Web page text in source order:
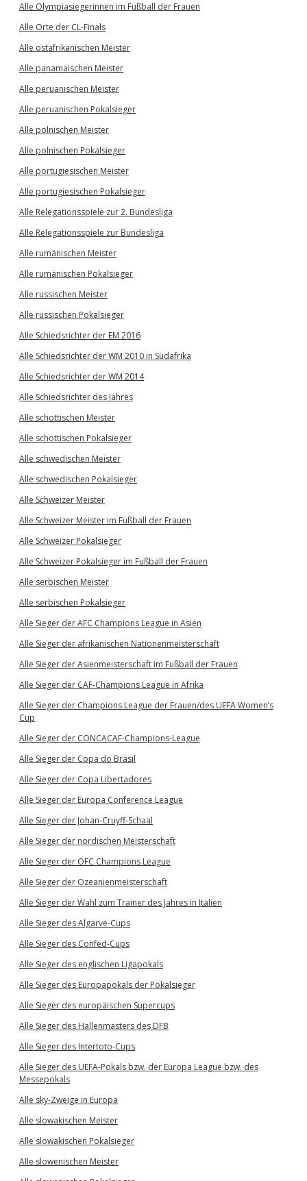
Alle Olympiasiegerinnen im Fußball der Frauen
Alle Orte der CL-Finals
Alle ostafrikanischen Meister
Alle panamaischen Meister
Alle peruanischen Meister
Alle peruanischen Pokalsieger
Alle polnischen Meister
Alle polnischen Pokalsieger
Alle portugiesischen Meister
Alle portugiesischen Pokalsieger
Alle Relegationsspiele zur 2. Bundesliga
Alle Relegationsspiele zur Bundesliga
Alle rumänischen Meister
Alle rumänischen Pokalsieger
Alle russischen Meister
Alle russischen Pokalsieger
Alle Schiedsrichter der EM 2016
Alle Schiedsrichter der WM 2010 in Südafrika
Alle Schiedsrichter der WM 2014
Alle Schiedsrichter des Jahres
Alle schottischen Meister
Alle schottischen Pokalsieger
Alle schwedischen Meister
Alle schwedischen Pokalsieger
Alle Schweizer Meister
Alle Schweizer Meister im Fußball der Frauen
Alle Schweizer Pokalsieger
Alle Schweizer Pokalsieger im Fußball der Frauen
Alle serbischen Meister
Alle serbischen Pokalsieger
Alle Sieger der AFC Champions League in Asien
Alle Sieger der afrikanischen Nationenmeisterschaft
Alle Sieger der Asienmeisterschaft im Fußball der Frauen
Alle Sieger der CAF-Champions League in Afrika
Alle Sieger der Champions League der Frauen/des UEFA Women’s
Cup
Alle Sieger der CONCACAF-Champions-League
Alle Sieger der Copa do Brasil
Alle Sieger der Copa Libertadores
Alle Sieger der Europa Conference League
Alle Sieger der Johan-Cruyff-Schaal
Alle Sieger der nordischen Meisterschaft
Alle Sieger der OFC Champions League
Alle Sieger der Ozeanienmeisterschaft
Alle Sieger der Wahl zum Trainer des Jahres in Italien
Alle Sieger des Algarve-Cups
Alle Sieger des Confed-Cups
Alle Sieger des englischen Ligapokals
Alle Sieger des Europapokals der Pokalsieger
Alle Sieger des europäischen Supercups
Alle Sieger des Hallenmasters des DFB
Alle Sieger des Intertoto-Cups
Alle Sieger des UEFA-Pokals bzw. der Europa League bzw. des
Messepokals
Alle sky-Zweige in Europa
Alle slowakischen Meister
Alle slowakischen Pokalsieger
Alle slowenischen Meister